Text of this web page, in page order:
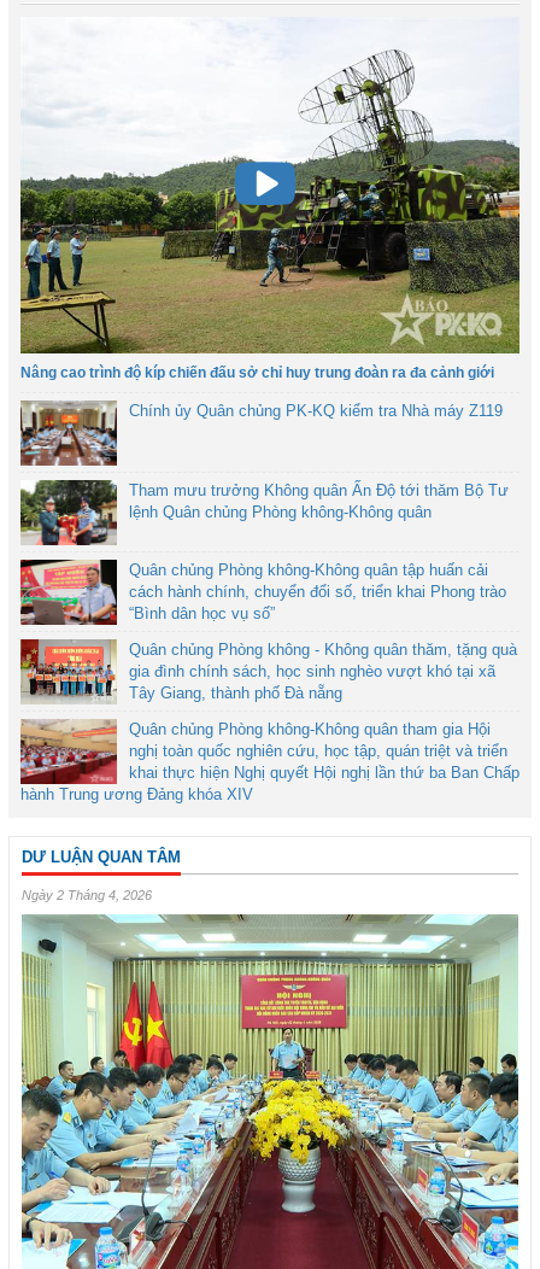
Nâng cao trình độ kíp chiến đấu sở chỉ huy trung đoàn ra đa cảnh giới
Chính ủy Quân chủng PK-KQ kiểm tra Nhà máy Z119
Tham mưu trưởng Không quân Ấn Độ tới thăm Bộ Tư
lệnh Quân chủng Phòng không-Không quân
Quân chủng Phòng không-Không quân tập huấn cải
cách hành chính, chuyển đổi số, triển khai Phong trào
“Bình dân học vụ số”
Quân chủng Phòng không - Không quân thăm, tặng quà
gia đình chính sách, học sinh nghèo vượt khó tại xã
Tây Giang, thành phố Đà nẵng
Quân chủng Phòng không-Không quân tham gia Hội
nghị toàn quốc nghiên cứu, học tập, quán triệt và triển
khai thực hiện Nghị quyết Hội nghị lần thứ ba Ban Chấp
hành Trung ương Đảng khóa XIV
DƯ LUẬN QUAN TÂM
Ngày 2 Tháng 4, 2026